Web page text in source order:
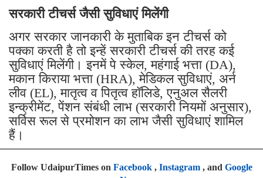
सरकारी टीचर्स जैसी सुविधाएं मिलेंगी
अगर सरकार जानकारी के मुताबिक इन टीचर्स को
पक्का करती है तो इन्हें सरकारी टीचर्स की तरह कई
सुविधाएं मिलेंगी। इनमें पे स्केल, महंगाई भत्ता (DA),
मकान किराया भत्ता (HRA), मेडिकल सुविधाएं, अर्न
लीव (EL), मातृत्व व पितृत्व हॉलिडे, एनुअल सैलरी
इन्क्रीमेंट, पेंशन संबंधी लाभ (सरकारी नियमों अनुसार),
सर्विस रूल से प्रमोशन का लाभ जैसी सुविधाएं शामिल
हैं।
Follow UdaipurTimes on Facebook, Instagram, and Google